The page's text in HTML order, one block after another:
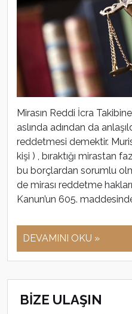
Mirasın Reddi İcra
aslında adından da
reddetmesi demektir.
kişi ) , bıraktığı mirastan
bu borçlardan sorumlu
de mirası reddetme
Kanun’un 605.
DEVAMINI OKU »
BİZE ULAŞIN